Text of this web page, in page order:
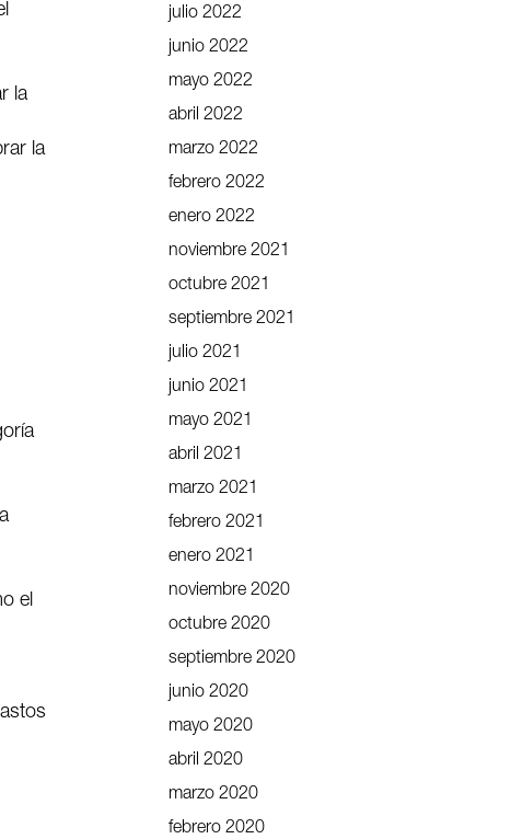
la
la
el
julio 2022
junio 2022
mayo 2022
abril 2022
marzo 2022
febrero 2022
enero 2022
noviembre 2021
octubre 2021
septiembre 2021
julio 2021
junio 2021
mayo 2021
abril 2021
marzo 2021
febrero 2021
enero 2021
noviembre 2020
octubre 2020
septiembre 2020
junio 2020
mayo 2020
abril 2020
marzo 2020
febrero 2020